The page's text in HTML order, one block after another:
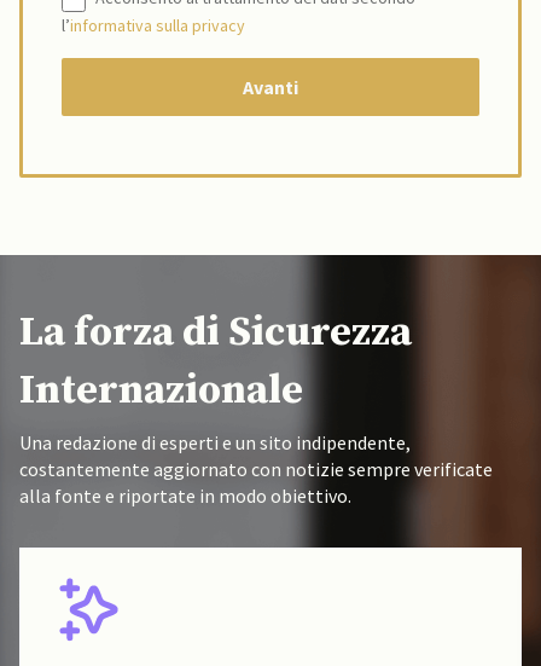
l’informativa sulla privacy
La forza di Sicurezza
Internazionale
Una redazione di esperti e un sito indipendente,
costantemente aggiornato con notizie sempre verificate
alla fonte e riportate in modo obiettivo.